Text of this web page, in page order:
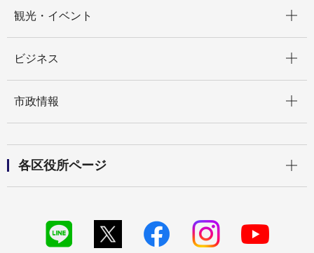
観光・イベント
ビジネス
市政情報
各区役所ページ